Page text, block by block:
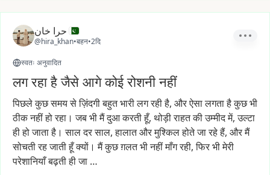
حرا خان
@hira_khan•बहन•2दि
स्वतः अनुवादित
लग रहा है जैसे आगे कोई रोशनी नहीं
पिछलेकुछसमयसेज़िंदगीबहुतभारीलगरहीहै, औरऐसालगताहैकुछभी
ठीकनहींहोरहा। जबभीमैंदुआकरतीहूँ, थोड़ीराहतकीउम्मीदमें, उल्टा
हीहोजाताहै। सालदरसाल, हालातऔरमुश्किलहोतेजारहेहैं, औरमैं
सोचतीरहजातीहूँक्यों। मैंकुछग़लतभीनहींमाँगरही, फिरभीमेरी
परेशानियाँबढ़तीहीजा …